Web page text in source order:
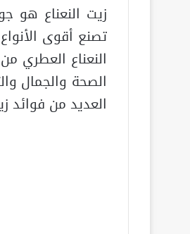
زيت النعناع هو
تصنع أقوى
النعناع العطري
الصحة والجمال
العديد من فوائد